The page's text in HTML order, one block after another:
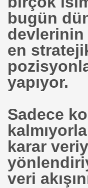
bugün
devlerinin
en
yapıyor.
Sadece
karar
veri
Elektrikli Aracı
?